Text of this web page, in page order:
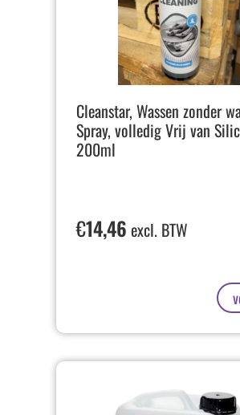
Cleanstar, Wassen zonder
Spray, volledig Vrij van
200ml
€14,46 excl. BTW